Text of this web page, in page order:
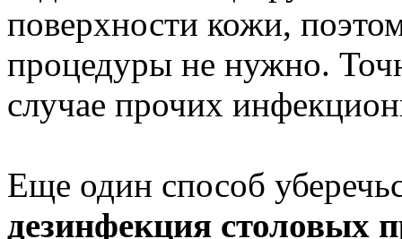
поверхности кожи,
процедуры не нужно.
случае прочих
Еще один способ
дезинфекция столовых